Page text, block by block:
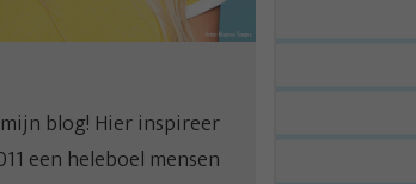
blog! Hier inspireer
een heleboel mensen